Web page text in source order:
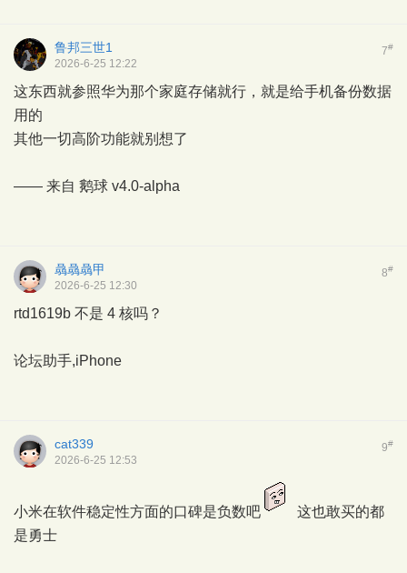
7#
鲁邦三世1
2026-6-25 12:22
这东西就参照华为那个家庭存储就行，就是给手机备份数据
用的
其他一切高阶功能就别想了
—— 来自 鹅球 v4.0-alpha
8#
骉骉骉甲
2026-6-25 12:30
rtd1619b 不是 4 核吗？
论坛助手,iPhone
9#
cat339
2026-6-25 12:53
小米在软件稳定性方面的口碑是负数吧
这也敢买的都
是勇士